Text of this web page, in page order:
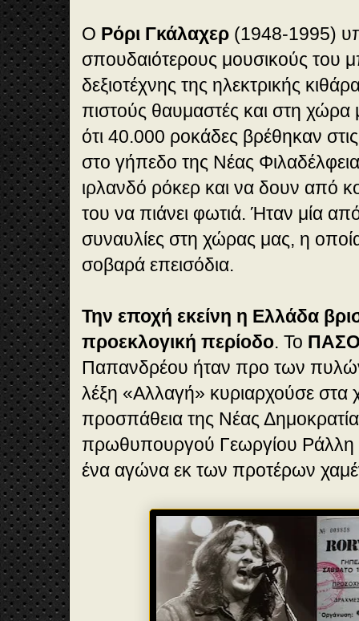
Ο Ρόρι Γκάλαχερ (1948-1995)
σπουδαιότερους μουσικούς του
δεξιοτέχνης της ηλεκτρικής
πιστούς θαυμαστές και στη χώρα
ότι 40.000 ροκάδες βρέθηκαν
στο γήπεδο της Νέας
ιρλανδό ρόκερ και να δουν από
του να πιάνει φωτιά. Ήταν μία
συναυλίες στη χώρας μας, η
σοβαρά επεισόδια.
Την εποχή εκείνη η Ελλάδα
προεκλογική περίοδο. Το
Παπανδρέου ήταν προ των πυλών
λέξη «Αλλαγή» κυριαρχούσε στα
προσπάθεια της Νέας
πρωθυπουργού Γεωργίου Ράλλη
ένα αγώνα εκ των προτέρων